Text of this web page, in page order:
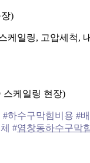
)
케일링, 고압세척,
케일링 현장)
하수구막힘비용 #
#염창동하수구막